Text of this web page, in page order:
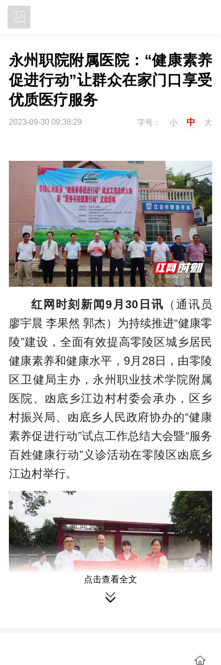
永州职院附属医院：“健康素养
促进行动”让群众在家门口享受
优质医疗服务
2023-09-30 09:38:29 字号： 小 中 大
红网时刻新闻9月30日讯 （通讯员
廖宇晨 李果然 郭杰）为持续推进“健康零
陵”建设，全面有效提高零陵区城乡居民
健康素养和健康水平，9月28日，由零陵
区卫健局主办，永州职业技术学院附属
医院、凼底乡江边村村委会承办，区乡
村振兴局、凼底乡人民政府协办的“健康
素养促进行动”试点工作总结大会暨“服务
百姓健康行动”义诊活动在零陵区凼底乡
江边村举行。
点击查看全文
